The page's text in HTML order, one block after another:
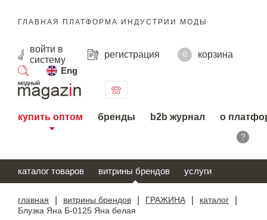
ГЛАВНАЯ ПЛАТФОРМА ИНДУСТРИИ МОДЫ
войти в
систему
регистрация 0
корзина
Eng
поиск
купить оптом бренды b2b журнал о
?
каталог товаров витрины брендов услуги
главная витрины брендов ГРАЖИНА каталог
Блузка Яна Б-0125 Яна белая